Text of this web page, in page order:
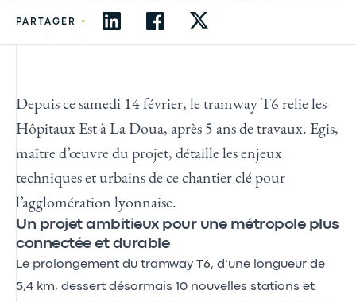
PARTAGER •
Depuis ce samedi 14 février, le tramway T6 relie les
Hôpitaux Est à La Doua, après 5 ans de travaux. Egis,
maître d’œuvre du projet, détaille les enjeux
techniques et urbains de ce chantier clé pour
l’agglomération lyonnaise.
Un projet ambitieux pour une métropole plus
connectée et durable
Le prolongement du tramway T6, d’une longueur de
5,4 km, dessert désormais 10 nouvelles stations et